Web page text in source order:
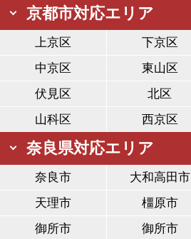
京都市対応エリア
上京区 下京区
中京区
東山区
伏見区
北区
山科区
西京区
奈良県対応エリア
奈良市 大和高田市
天理市
橿原市
御所市
御所市